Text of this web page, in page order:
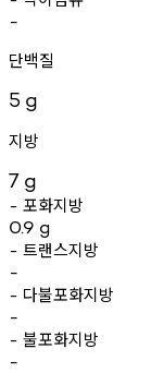
-
단백질
5 g
지방
7 g
- 포화지방
0.9 g
- 트랜스지방
-
- 다불포화지방
-
- 불포화지방
-